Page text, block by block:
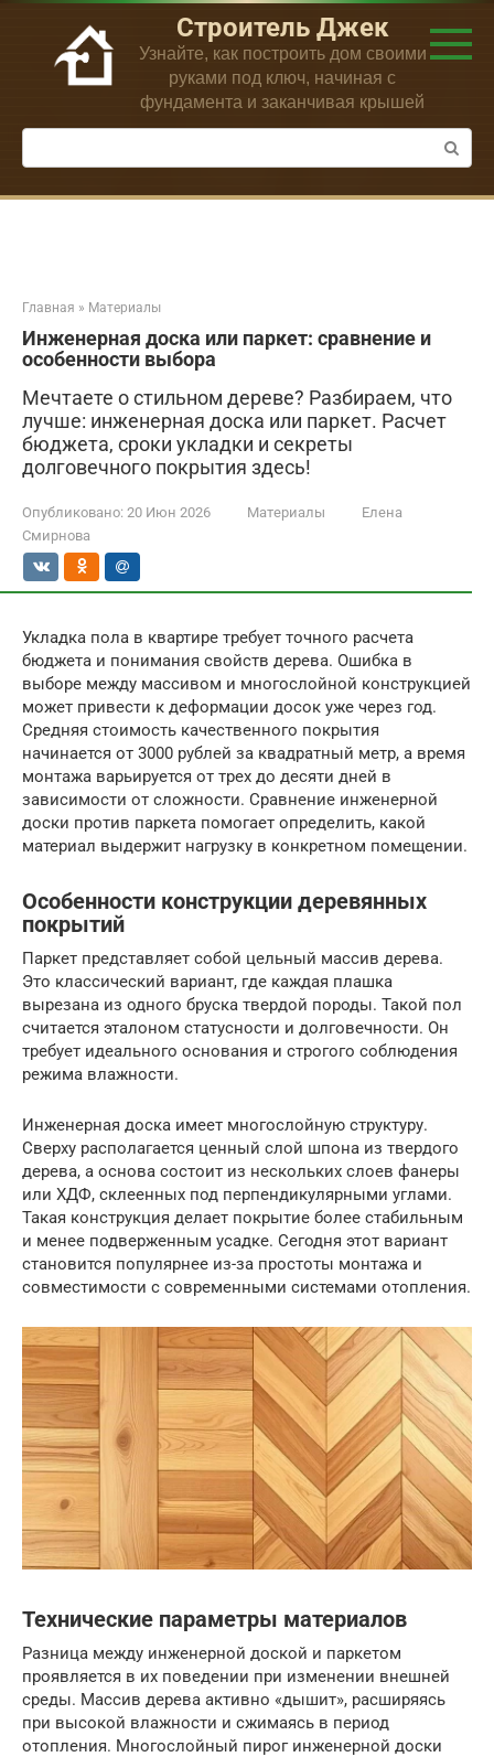
Перейти
контенту
Строитель Джек
Узнайте, как построить дом своими
руками под ключ, начиная с
фундамента и заканчивая крышей
Поиск:
Главная » Материалы
Инженерная доска или паркет: сравнение и
особенности выбора
Мечтаете о стильном дереве? Разбираем, что
лучше: инженерная доска или паркет. Расчет
бюджета, сроки укладки и секреты
долговечного покрытия здесь!
Опубликовано: 20 Июн 2026 Материалы
Елена
Смирнова
Укладка пола в квартире требует точного расчета
бюджета и понимания свойств дерева. Ошибка в
выборе между массивом и многослойной конструкцией
может привести к деформации досок уже через год.
Средняя стоимость качественного покрытия
начинается от 3000 рублей за квадратный метр, а время
монтажа варьируется от трех до десяти дней в
зависимости от сложности. Сравнение инженерной
доски против паркета помогает определить, какой
материал выдержит нагрузку в конкретном помещении.
Особенности конструкции деревянных
покрытий
Паркет представляет собой цельный массив дерева.
Это классический вариант, где каждая плашка
вырезана из одного бруска твердой породы. Такой пол
считается эталоном статусности и долговечности. Он
требует идеального основания и строгого соблюдения
режима влажности.
Инженерная доска имеет многослойную структуру.
Сверху располагается ценный слой шпона из твердого
дерева, а основа состоит из нескольких слоев фанеры
или ХДФ, склеенных под перпендикулярными углами.
Такая конструкция делает покрытие более стабильным
и менее подверженным усадке. Сегодня этот вариант
становится популярнее из-за простоты монтажа и
совместимости с современными системами отопления.
Технические параметры материалов
Разница между инженерной доской и паркетом
проявляется в их поведении при изменении внешней
среды. Массив дерева активно «дышит», расширяясь
при высокой влажности и сжимаясь в период
отопления. Многослойный пирог инженерной доски